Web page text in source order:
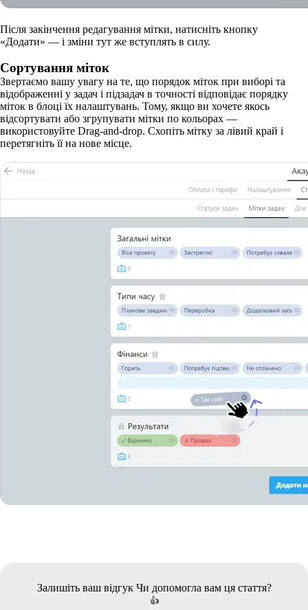
Після закінчення редагування мітки, натисніть кнопку
«Додати» — і зміни тут же вступлять в силу.
Сортування міток
Звертаємо вашу увагу на те, що порядок міток при виборі та
відображенні у задач і підзадач в точності відповідає порядку
міток в блоці їх налаштувань. Тому, якщо ви хочете якось
відсортувати або згрупувати мітки по кольорах —
використовуйте Drag-and-drop. Схопіть мітку за лівий край і
перетягніть її на нове місце.
Залишіть ваш відгук Чи допомогла вам ця стаття?
👍